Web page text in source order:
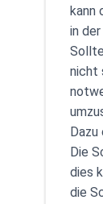
kann
in
nicht
Dazu
Die
dies
die